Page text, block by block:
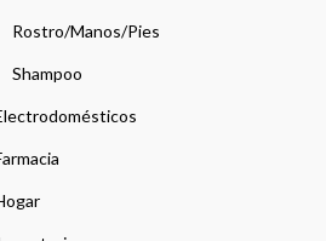
Rostro/Manos/Pies
Shampoo